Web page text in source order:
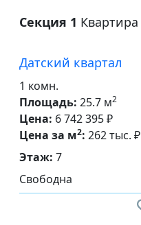
Секция 1 Квартира
Датский квартал
1 комн.
Площадь: 25.7 м2
Цена: 6 742 395 ₽
Цена за м2: 262 тыс. ₽
Этаж: 7
Свободна